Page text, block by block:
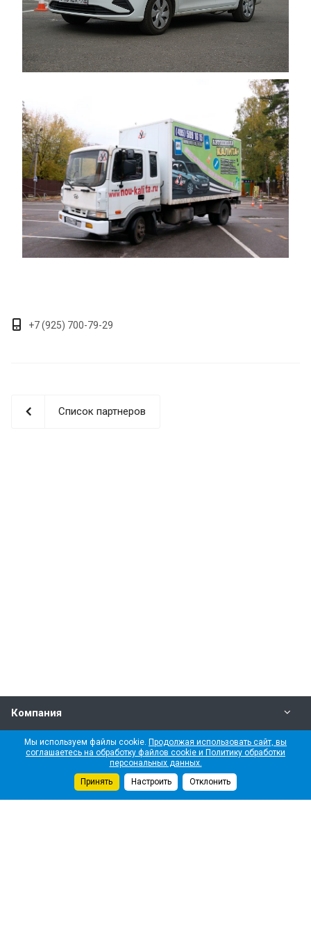
+7 (925) 700-79-29
Список партнеров
Компания
Политика конфиденциальности
Мы используем файлы cookie. Продолжая использовать сайт, вы
соглашаетесь на обработку файлов cookie и Политику обработки
персональных данных.
Принять
Настроить Отклонить